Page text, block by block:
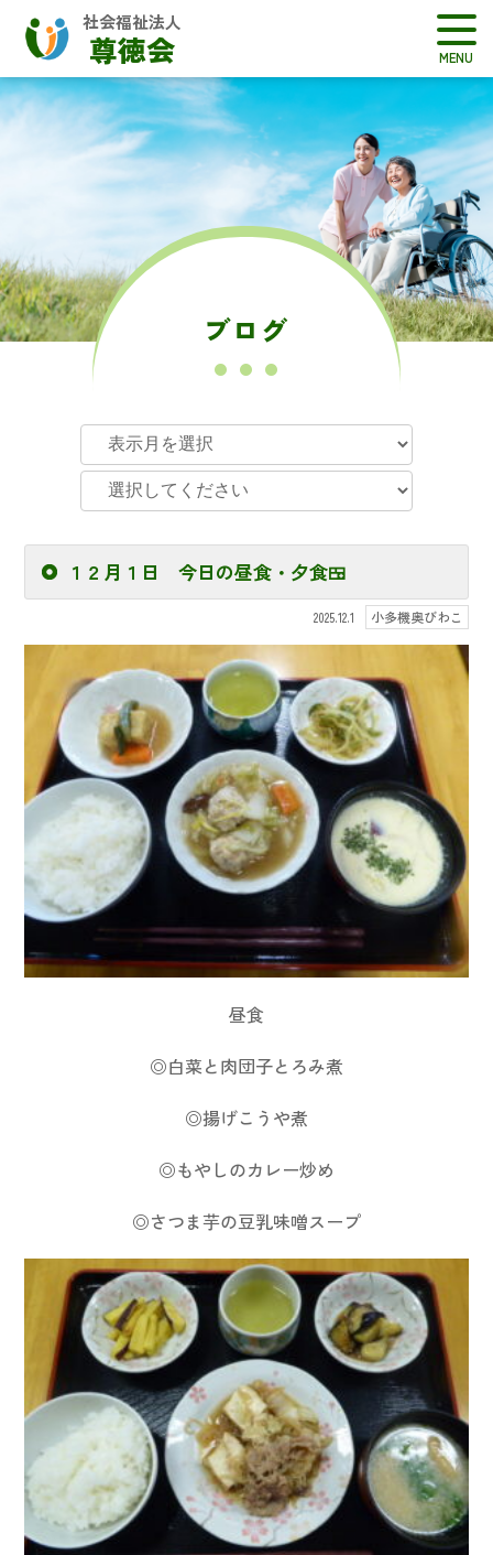
社会福祉法人
尊徳会
ブログ
１２月１日 今日の昼食・夕食🍱
2025.12.1 小多機奥びわこ
昼食
◎白菜と肉団子とろみ煮
◎揚げこうや煮
◎もやしのカレー炒め
◎さつま芋の豆乳味噌スープ